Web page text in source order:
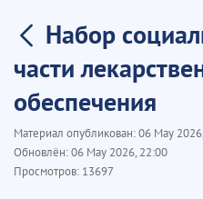
Набор
части
обеспечения
Материал опубликован:06 May
Обновлён:06 May 2026, 22:00
Просмотров: 13697